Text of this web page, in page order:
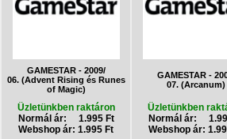
GAMESTAR - 2009/
06. (Advent Rising és Runes
of Magic)
Üzletünkben raktáron
Normál ár: 1.995 Ft
Webshop ár: 1.995 Ft
GAMESTAR -
07. (Arcanum)
Üzletünkben
Normál ár:
Webshop ár: